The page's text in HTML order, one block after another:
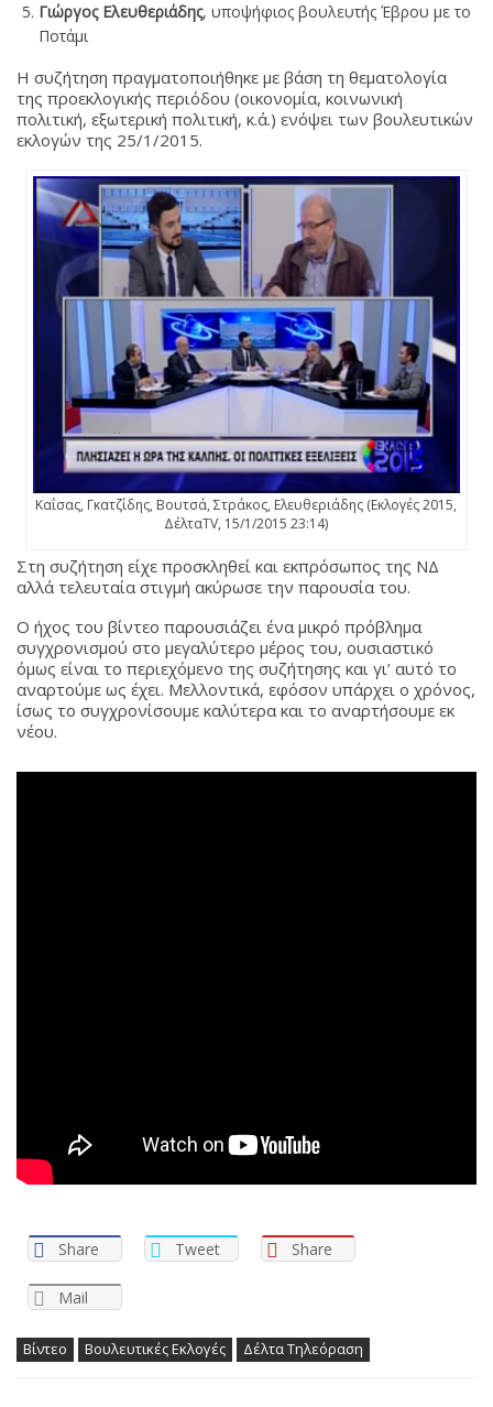
Γιώργος Ελευθεριάδης, υποψήφιος βουλευτής Έβρου με το
Ποτάμι
Η συζήτηση πραγματοποιήθηκε με βάση τη θεματολογία
της προεκλογικής περιόδου (οικονομία, κοινωνική
πολιτική, εξωτερική πολιτική, κ.ά.) ενόψει των βουλευτικών
εκλογών της 25/1/2015.
Καΐσας, Γκατζίδης, Βουτσά, Στράκος, Ελευθεριάδης (Εκλογές 2015,
ΔέλταTV, 15/1/2015 23:14)
Στη συζήτηση είχε προσκληθεί και εκπρόσωπος της ΝΔ
αλλά τελευταία στιγμή ακύρωσε την παρουσία του.
Ο ήχος του βίντεο παρουσιάζει ένα μικρό πρόβλημα
συγχρονισμού στο μεγαλύτερο μέρος του, ουσιαστικό
όμως είναι το περιεχόμενο της συζήτησης και γι’ αυτό το
αναρτούμε ως έχει. Μελλοντικά, εφόσον υπάρχει ο χρόνος,
ίσως το συγχρονίσουμε καλύτερα και το αναρτήσουμε εκ
νέου.
Share Tweet Share
Mail
Βίντεο Βουλευτικές Εκλογές Δέλτα Τηλεόραση